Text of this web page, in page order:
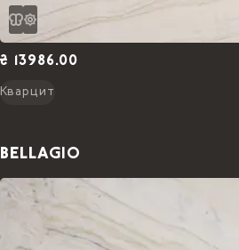
₴ 13986.00
Кварцит
BELLAGIO